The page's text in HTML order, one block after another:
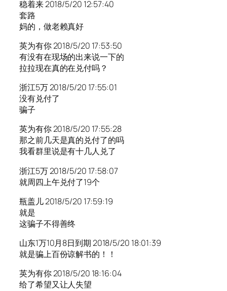
稳着来 2018/5/20 12:57:40
套路
妈的，做老赖真好
英为有你 2018/5/20 17:53:50
有没有在现场的出来说一下的
拉拉现在真的在兑付吗？
浙江5万 2018/5/20 17:55:01
没有兑付了
骗子
英为有你 2018/5/20 17:55:28
那之前几天是真的兑付了的吗
我看群里说是有十几人兑了
浙江5万 2018/5/20 17:58:07
就周四上午兑付了19个
瓶盖儿 2018/5/20 17:59:19
就是
这骗子不得善终
山东1万10月8日到期 2018/5/20 18:01:39
就是骗上百份谅解书的！！
英为有你 2018/5/20 18:16:04
给了希望又让人失望